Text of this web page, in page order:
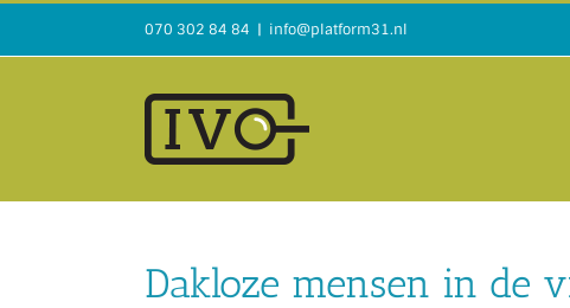
Ga
inhoud
070 302 84 84 | info@platform31.nl
Dakloze mensen in de